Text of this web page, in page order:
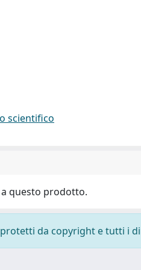
scientifico
questo prodotto.
da copyright e tutti i